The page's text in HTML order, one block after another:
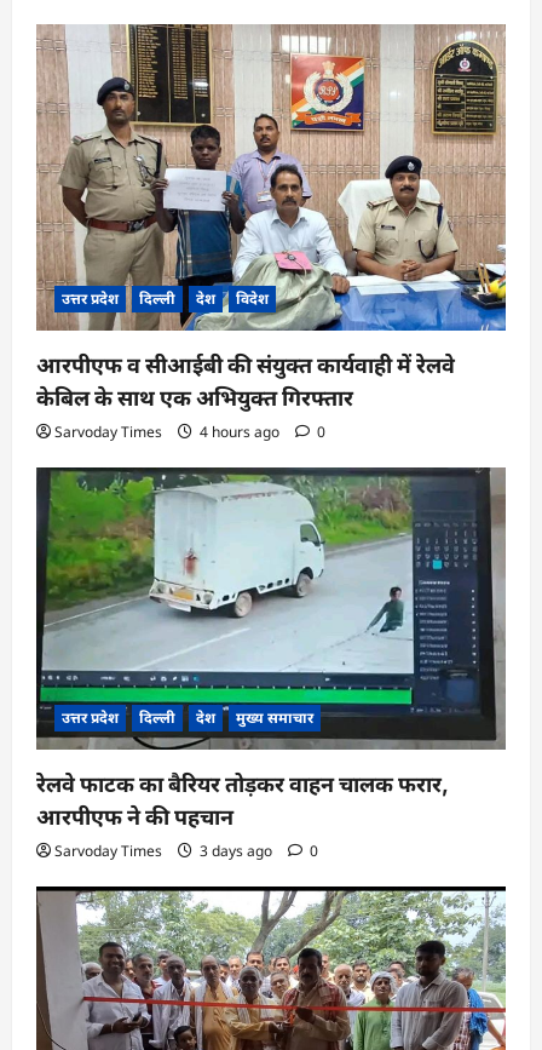
उत्तर प्रदेश दिल्ली देश विदेश
आरपीएफ व सीआईबी की संयुक्त कार्यवाही में रेलवे
केबिल के साथ एक अभियुक्त गिरफ्तार
Sarvoday Times 4 hours ago 0
उत्तर प्रदेश दिल्ली देश मुख्य समाचार
रेलवे फाटक का बैरियर तोड़कर वाहन चालक फरार,
आरपीएफ ने की पहचान
Sarvoday Times 3 days ago 0